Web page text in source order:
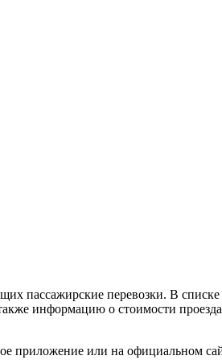
пассажирские перевозки. В
информацию о стоимости
приложение или на официальном